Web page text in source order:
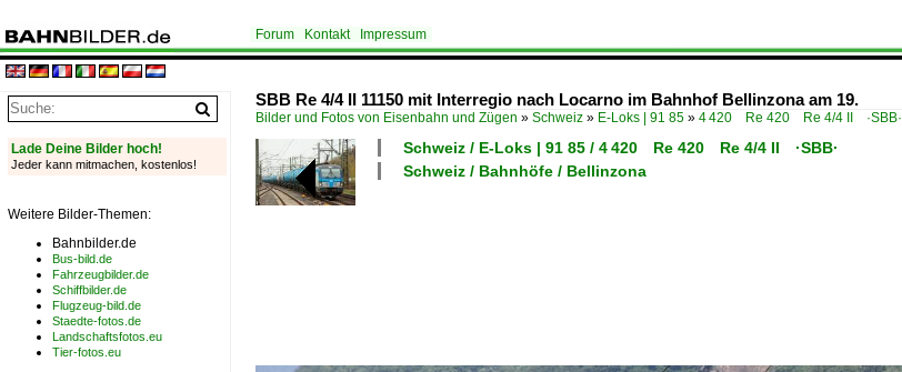
Forum Kontakt Impressum
SBB Re 4/4 II 11150 mit Interregio nach Locarno im Bahnhof Bellinzona am 19.
Bilder und Fotos von Eisenbahn und Zügen » Schweiz » E-Loks | 91 85 » 4 420 Re 420 Re 4/4 II ·SBB·
Schweiz / E-Loks | 91 85 / 4 420 Re 420 Re 4/4 II ·SBB·
Schweiz / Bahnhöfe / Bellinzona
Lade Deine Bilder hoch!
Jeder kann mitmachen, kostenlos!
Weitere Bilder-Themen:
Bahnbilder.de
Bus-bild.de
Fahrzeugbilder.de
Schiffbilder.de
Flugzeug-bild.de
Staedte-fotos.de
Landschaftsfotos.eu
Tier-fotos.eu